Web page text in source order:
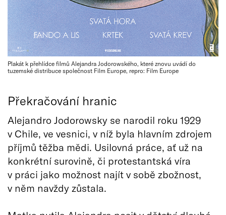
Plakát k přehlídce filmů Alejandra Jodorowského, které znovu uvádí do
tuzemské distribuce společnost Film Europe, repro: Film Europe
Překračování hranic
Alejandro Jodorowsky se narodil roku 1929
v Chile, ve vesnici, v níž byla hlavním zdrojem
příjmů těžba mědi. Usilovná práce, ať už na
konkrétní surovině, či protestantská víra
v práci jako možnost najít v sobě zbožnost,
v něm navždy zůstala.